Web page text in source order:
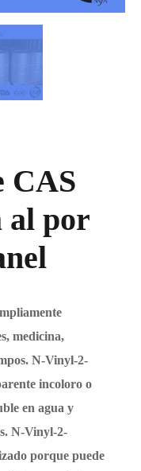
CAS
al por
medicina,
N-Vinyl-2-
incoloro o
en agua y
N-Vinyl-2-
porque puede